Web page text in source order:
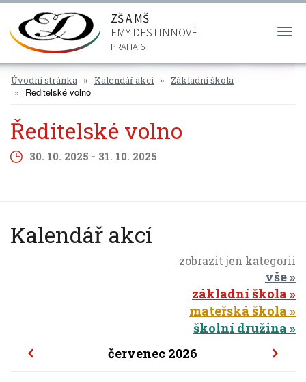
ZŠ A MŠ
EMY DESTINNOVÉ
PRAHA 6
Úvodní stránka Kalendář akcí Základní škola
Ředitelské volno
Ředitelské volno
30. 10. 2025 - 31. 10. 2025
Kalendář akcí
zobrazit jen kategorii
vše
základní škola
mateřská škola
školní družina
červenec 2026